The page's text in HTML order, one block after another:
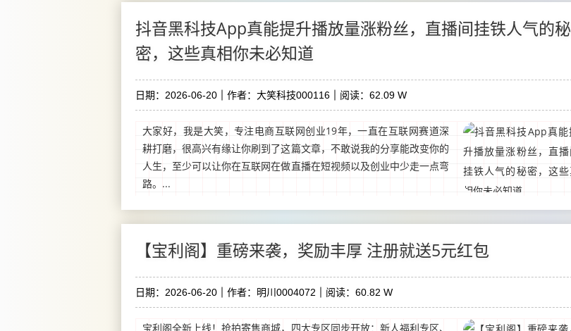
抖音黑科技App真能提升播放量涨粉丝，直播间挂铁人气的秘
密，这些真相你未必知道
日期：2026-06-20 作者：大笑科技000116 阅读：62.09 W
大家好，我是大笑，专注电商互联网创业19年，一直在互联网赛道深
耕打磨，很高兴有缘让你刷到了这篇文章，不敢说我的分享能改变你的
人生，至少可以让你在互联网在做直播在短视频以及创业中少走一点弯
路。...
【宝利阁】重磅来袭，奖励丰厚 注册就送5元红包
日期：2026-06-20 作者：明川0004072 阅读：60.82 W
宝利阁全新上线！抢拍寄售商城，四大专区同步开放：新人福利专区、